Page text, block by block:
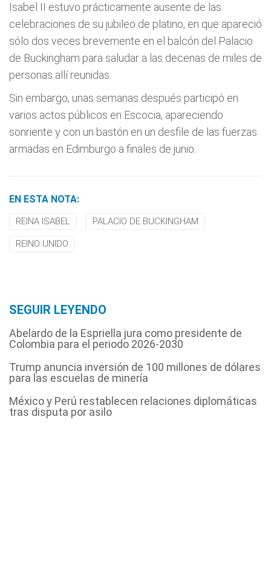
Isabel II estuvo prácticamente ausente de las
celebraciones de su jubileo de platino, en que apareció
sólo dos veces brevemente en el balcón del Palacio
de Buckingham para saludar a las decenas de miles de
personas allí reunidas.
Sin embargo, unas semanas después participó en
varios actos públicos en Escocia, apareciendo
sonriente y con un bastón en un desfile de las fuerzas
armadas en Edimburgo a finales de junio.
EN ESTA NOTA:
REINA ISABEL PALACIO DE BUCKINGHAM
REINO UNIDO
SEGUIR LEYENDO
Abelardo de la Espriella jura como presidente de
Colombia para el periodo 2026-2030
Trump anuncia inversión de 100 millones de dólares
para las escuelas de minería
México y Perú restablecen relaciones diplomáticas
tras disputa por asilo